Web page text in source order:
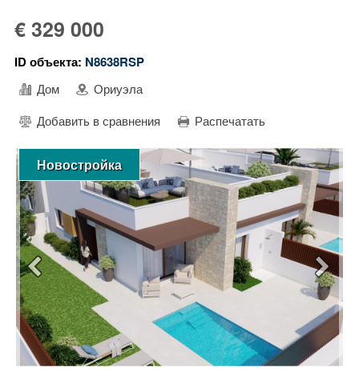
€ 329 000
ID объекта: N8638RSP
Дом
Ориуэла
Добавить в сравнения
Распечатать
Новостройка